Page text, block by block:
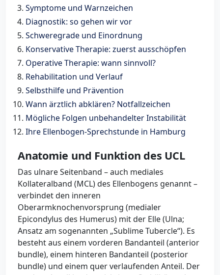
Symptome und Warnzeichen
Diagnostik: so gehen wir vor
Schweregrade und Einordnung
Konservative Therapie: zuerst ausschöpfen
Operative Therapie: wann sinnvoll?
Rehabilitation und Verlauf
Selbsthilfe und Prävention
Wann ärztlich abklären? Notfallzeichen
Mögliche Folgen unbehandelter Instabilität
Ihre Ellenbogen-Sprechstunde in Hamburg
Anatomie und Funktion des UCL
Das ulnare Seitenband – auch mediales
Kollateralband (MCL) des Ellenbogens genannt –
verbindet den inneren
Oberarmknochenvorsprung (medialer
Epicondylus des Humerus) mit der Elle (Ulna;
Ansatz am sogenannten „Sublime Tubercle“). Es
besteht aus einem vorderen Bandanteil (anterior
bundle), einem hinteren Bandanteil (posterior
bundle) und einem quer verlaufenden Anteil. Der